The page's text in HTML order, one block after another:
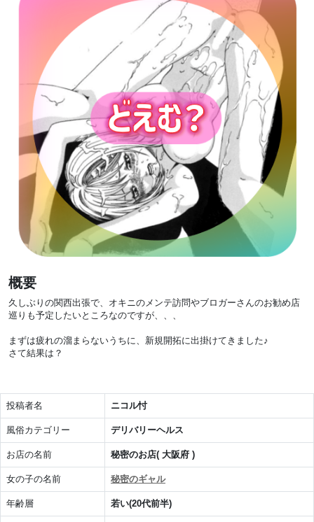
概要
久しぶりの関西出張で、オキニのメンテ訪問やブロガーさんのお勧め店
巡りも予定したいところなのですが、、、
まずは疲れの溜まらないうちに、新規開拓に出掛けてきました♪
さて結果は？
投稿者名 ニコル忖
風俗カテゴリー デリバリーヘルス
お店の名前 秘密のお店( 大阪府 )
女の子の名前 秘密のギャル
年齢層 若い(20代前半)